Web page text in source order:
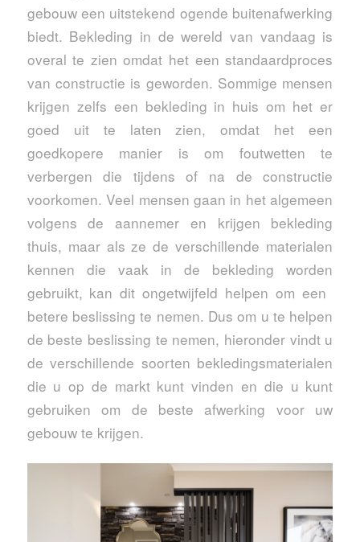
gebouw een uitstekend ogende buitenafwerking
biedt. Bekleding in de wereld van vandaag is
overal te zien omdat het een standaardproces
van constructie is geworden. Sommige mensen
krijgen zelfs een bekleding in huis om het er
goed uit te laten zien, omdat het een
goedkopere manier is om foutwetten te
verbergen die tijdens of na de constructie
voorkomen. Veel mensen gaan in het algemeen
volgens de aannemer en krijgen bekleding
thuis, maar als ze de verschillende materialen
kennen die vaak in de bekleding worden
gebruikt, kan dit ongetwijfeld helpen om een ​​
betere beslissing te nemen. Dus om u te helpen
de beste beslissing te nemen, hieronder vindt u
de verschillende soorten bekledingsmaterialen
die u op de markt kunt vinden en die u kunt
gebruiken om de beste afwerking voor uw
gebouw te krijgen.